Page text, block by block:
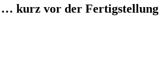
… kurz vor der Fertigstellung